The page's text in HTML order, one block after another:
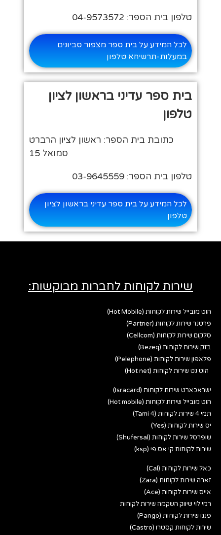
טלפון בית הספר: 04-9573572
לכל המידע על בית ספר מצפור סביונים
במעלות-תרשיחא טלפון
בית ספר עדיני בראשון לציון
טלפון
כתובת בית הספר: ראשון לציון הרברט
סמואל 15
טלפון בית הספר: 03-9645559
לכל המידע על בית ספר עדיני בראשון לציון
טלפון
שירות לקוחות לחברות מבוקשות:
הוט מובייל שירות לקוחות (Hot Mobile)
פרטנר שירות לקוחות (Partner)
סלקום שירות לקוחות (Cellcom)
בזק שירות לקוחות (Bezeq)
פלאפון שירות לקוחות (Pelephone)
הוט נט שירות לקוחות (Hot net)
ישראכארט שירות לקוחות (Isracard)
הוט מובייל שירות לקוחות (Hot mobile)
תמי 4 שירות לקוחות (Tami 4)
יס שירות לקוחות (Yes)
שופרסל שירות לקוחות (Shufersal)
שירות לקוחות קי אס פי (ksp)
כאל שירות לקוחות (Cal)
זארה שירות לקוחות (Zara)
אייס שירות לקוחות (Ace)
רמי לוי שיווק השקמה שירות לקוחות
פנגו שירות לקוחות (Pango)
שירות לקוחות קסטרו (Castro)